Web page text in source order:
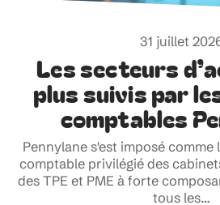
31 juillet
Les secteurs
plus suivis par
comptables
Pennylane s'est imposé
comptable privilégié des
des TPE et PME à forte
tous les…